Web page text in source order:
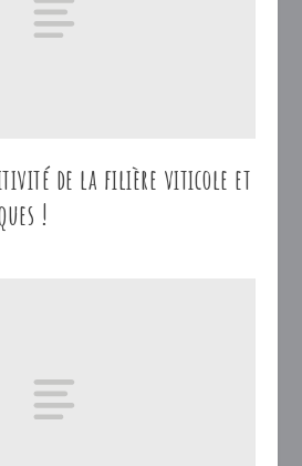
de la filière viticole et
!